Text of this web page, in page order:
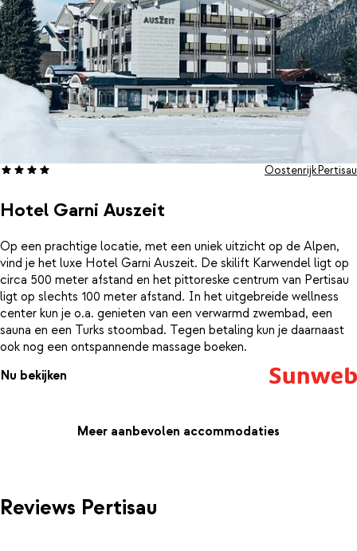
Hotel Garni Auszeit
OostenrijkPertisau
Op een prachtige locatie, met een uniek uitzicht op de Alpen,
vind je het luxe Hotel Garni Auszeit. De skilift Karwendel ligt op
circa 500 meter afstand en het pittoreske centrum van Pertisau
ligt op slechts 100 meter afstand. In het uitgebreide wellness
center kun je o.a. genieten van een verwarmd zwembad, een
sauna en een Turks stoombad. Tegen betaling kun je daarnaast
ook nog een ontspannende massage boeken.
Nu bekijken
Meer aanbevolen accommodaties
Reviews Pertisau